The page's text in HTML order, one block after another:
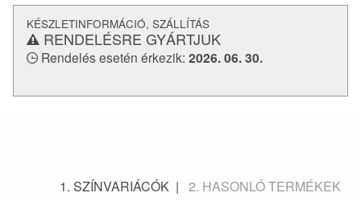
KÉSZLETINFORMÁCIÓ, SZÁLLÍTÁS
RENDELÉSRE GYÁRTJUK
Rendelés esetén érkezik: 2026. 06. 30.
SZÍNVARIÁCÓK HASONLÓ TERMÉKEK